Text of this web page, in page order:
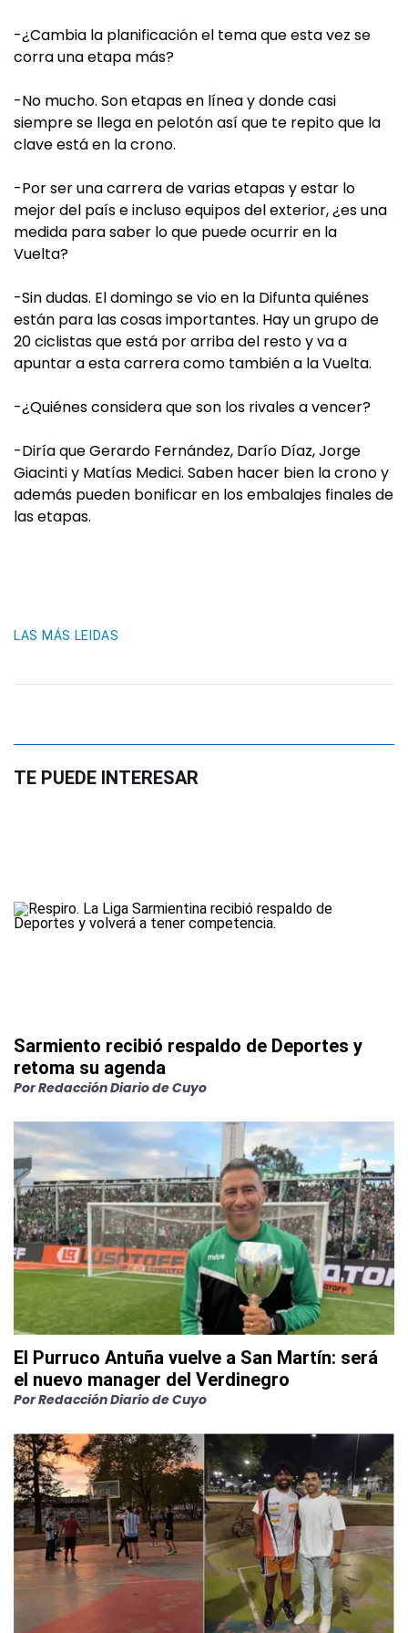
-¿Cambia la planificación el tema que esta vez se
corra una etapa más?
-No mucho. Son etapas en línea y donde casi
siempre se llega en pelotón así que te repito que la
clave está en la crono.
-Por ser una carrera de varias etapas y estar lo
mejor del país e incluso equipos del exterior, ¿es una
medida para saber lo que puede ocurrir en la
Vuelta?
-Sin dudas. El domingo se vio en la Difunta quiénes
están para las cosas importantes. Hay un grupo de
20 ciclistas que está por arriba del resto y va a
apuntar a esta carrera como también a la Vuelta.
-¿Quiénes considera que son los rivales a vencer?
-Diría que Gerardo Fernández, Darío Díaz, Jorge
Giacinti y Matías Medici. Saben hacer bien la crono y
además pueden bonificar en los embalajes finales de
las etapas.
LAS MÁS LEIDAS
TE PUEDE INTERESAR
Sarmiento recibió respaldo de Deportes y
retoma su agenda
PorRedacción Diario de Cuyo
El Purruco Antuña vuelve a San Martín: será
el nuevo manager del Verdinegro
PorRedacción Diario de Cuyo